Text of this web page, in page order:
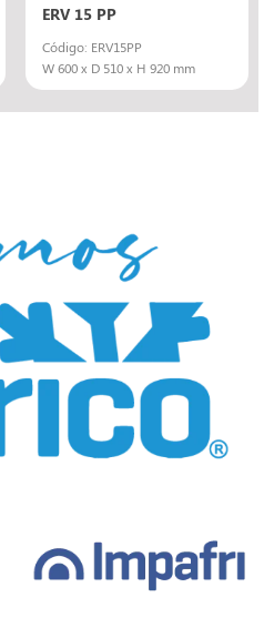
ERV 15 PP
Código: ERV15PP
W 600 x D 510 x H 920 mm